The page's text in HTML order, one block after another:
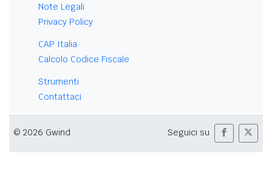
Note Legali
Privacy Policy
CAP Italia
Calcolo Codice Fiscale
Strumenti
Contattaci
© 2026 Gwind Seguici su